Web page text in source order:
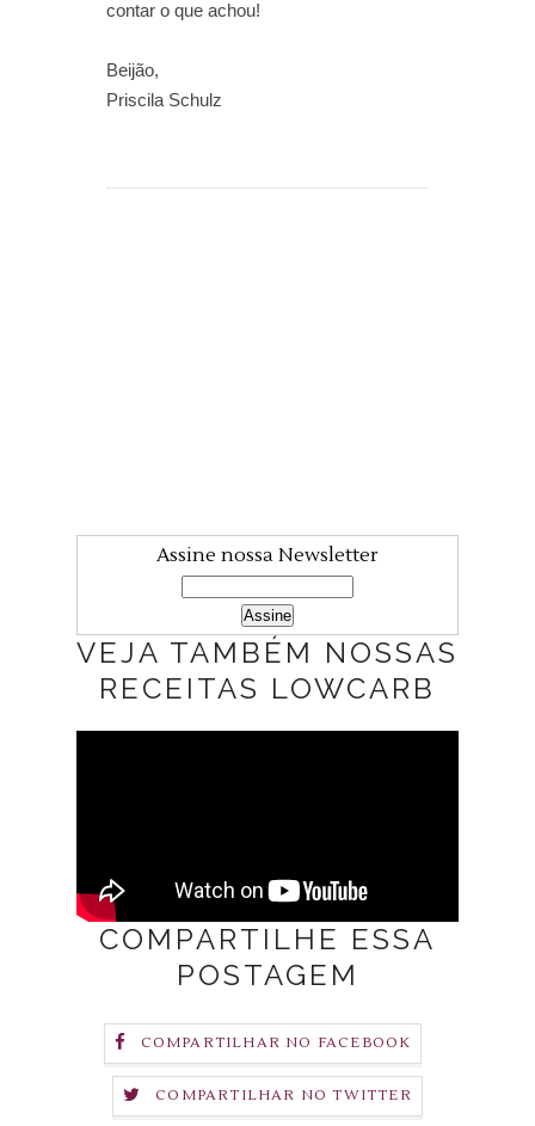
contar o que achou!
Beijão,
Priscila Schulz
Assine nossa Newsletter
VEJA TAMBÉM NOSSAS
RECEITAS LOWCARB
COMPARTILHE ESSA
POSTAGEM
COMPARTILHAR NO FACEBOOK
COMPARTILHAR NO TWITTER